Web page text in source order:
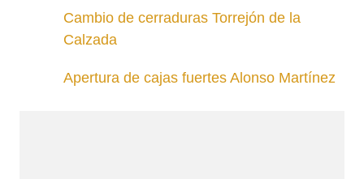
Cambio de cerraduras Torrejón de la
Calzada
Apertura de cajas fuertes Alonso Martínez